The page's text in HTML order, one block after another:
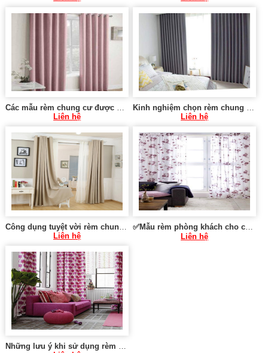
Liên hệ
Liên hệ
Công dụng tuyệt vời rèm chung cư mang lại tại Hà Nội 0975 765 295 SK086
Liên hệ
✅Mẫu rèm phòng khách cho chung cư tại Hà Nội 0975 765 295 SK589
Liên hệ
Những lưu ý khi sử dụng rèm cửa chung cư 0975765295 SK59